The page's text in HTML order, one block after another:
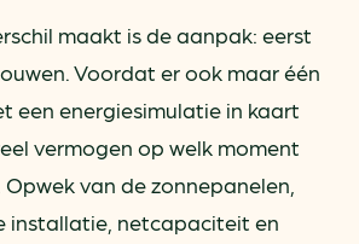
maakt is de aanpak: eerst
Voordat er ook maar één
een energiesimulatie in kaart
vermogen op welk moment
van de zonnepanelen,
installatie, netcapaciteit en